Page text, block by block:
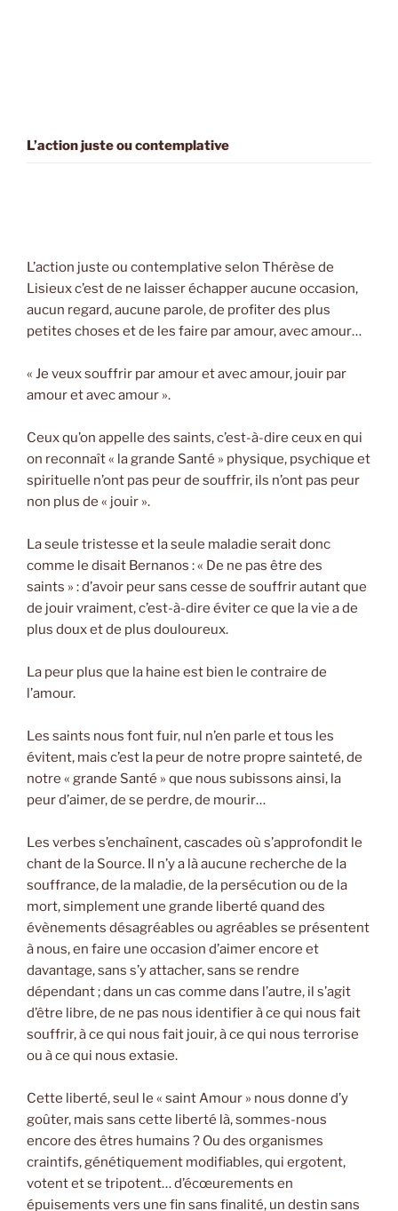
L’action juste ou contemplative
L’action juste ou contemplative selon Thérèse de
Lisieux c’est de ne laisser échapper aucune occasion,
aucun regard, aucune parole, de profiter des plus
petites choses et de les faire par amour, avec amour…
« Je veux souffrir par amour et avec amour, jouir par
amour et avec amour ».
Ceux qu’on appelle des saints, c’est-à-dire ceux en qui
on reconnaît « la grande Santé » physique, psychique et
spirituelle n’ont pas peur de souffrir, ils n’ont pas peur
non plus de « jouir ».
La seule tristesse et la seule maladie serait donc
comme le disait Bernanos : « De ne pas être des
saints » : d’avoir peur sans cesse de souffrir autant que
de jouir vraiment, c’est-à-dire éviter ce que la vie a de
plus doux et de plus douloureux.
La peur plus que la haine est bien le contraire de
l’amour.
Les saints nous font fuir, nul n’en parle et tous les
évitent, mais c’est la peur de notre propre sainteté, de
notre « grande Santé » que nous subissons ainsi, la
peur d’aimer, de se perdre, de mourir…
Les verbes s’enchaînent, cascades où s’approfondit le
chant de la Source. Il n’y a là aucune recherche de la
souffrance, de la maladie, de la persécution ou de la
mort, simplement une grande liberté quand des
évènements désagréables ou agréables se présentent
à nous, en faire une occasion d’aimer encore et
davantage, sans s’y attacher, sans se rendre
dépendant ; dans un cas comme dans l’autre, il s’agit
d’être libre, de ne pas nous identifier à ce qui nous fait
souffrir, à ce qui nous fait jouir, à ce qui nous terrorise
ou à ce qui nous extasie.
Cette liberté, seul le « saint Amour » nous donne d’y
goûter, mais sans cette liberté là, sommes-nous
encore des êtres humains ? Ou des organismes
craintifs, génétiquement modifiables, qui ergotent,
votent et se tripotent… d’écœurements en
épuisements vers une fin sans finalité, un destin sans